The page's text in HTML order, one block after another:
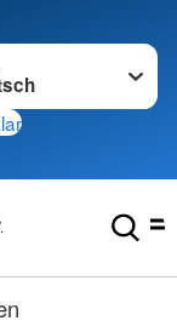
wechseln zu